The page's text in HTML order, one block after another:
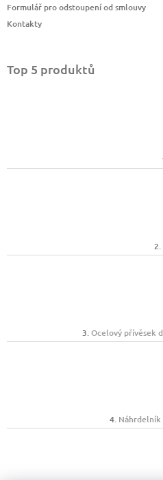
Formulář pro odstoupení od smlouvy
Kontakty
Top 5 produktů
Ocelový přívěsek
Náhrdelník